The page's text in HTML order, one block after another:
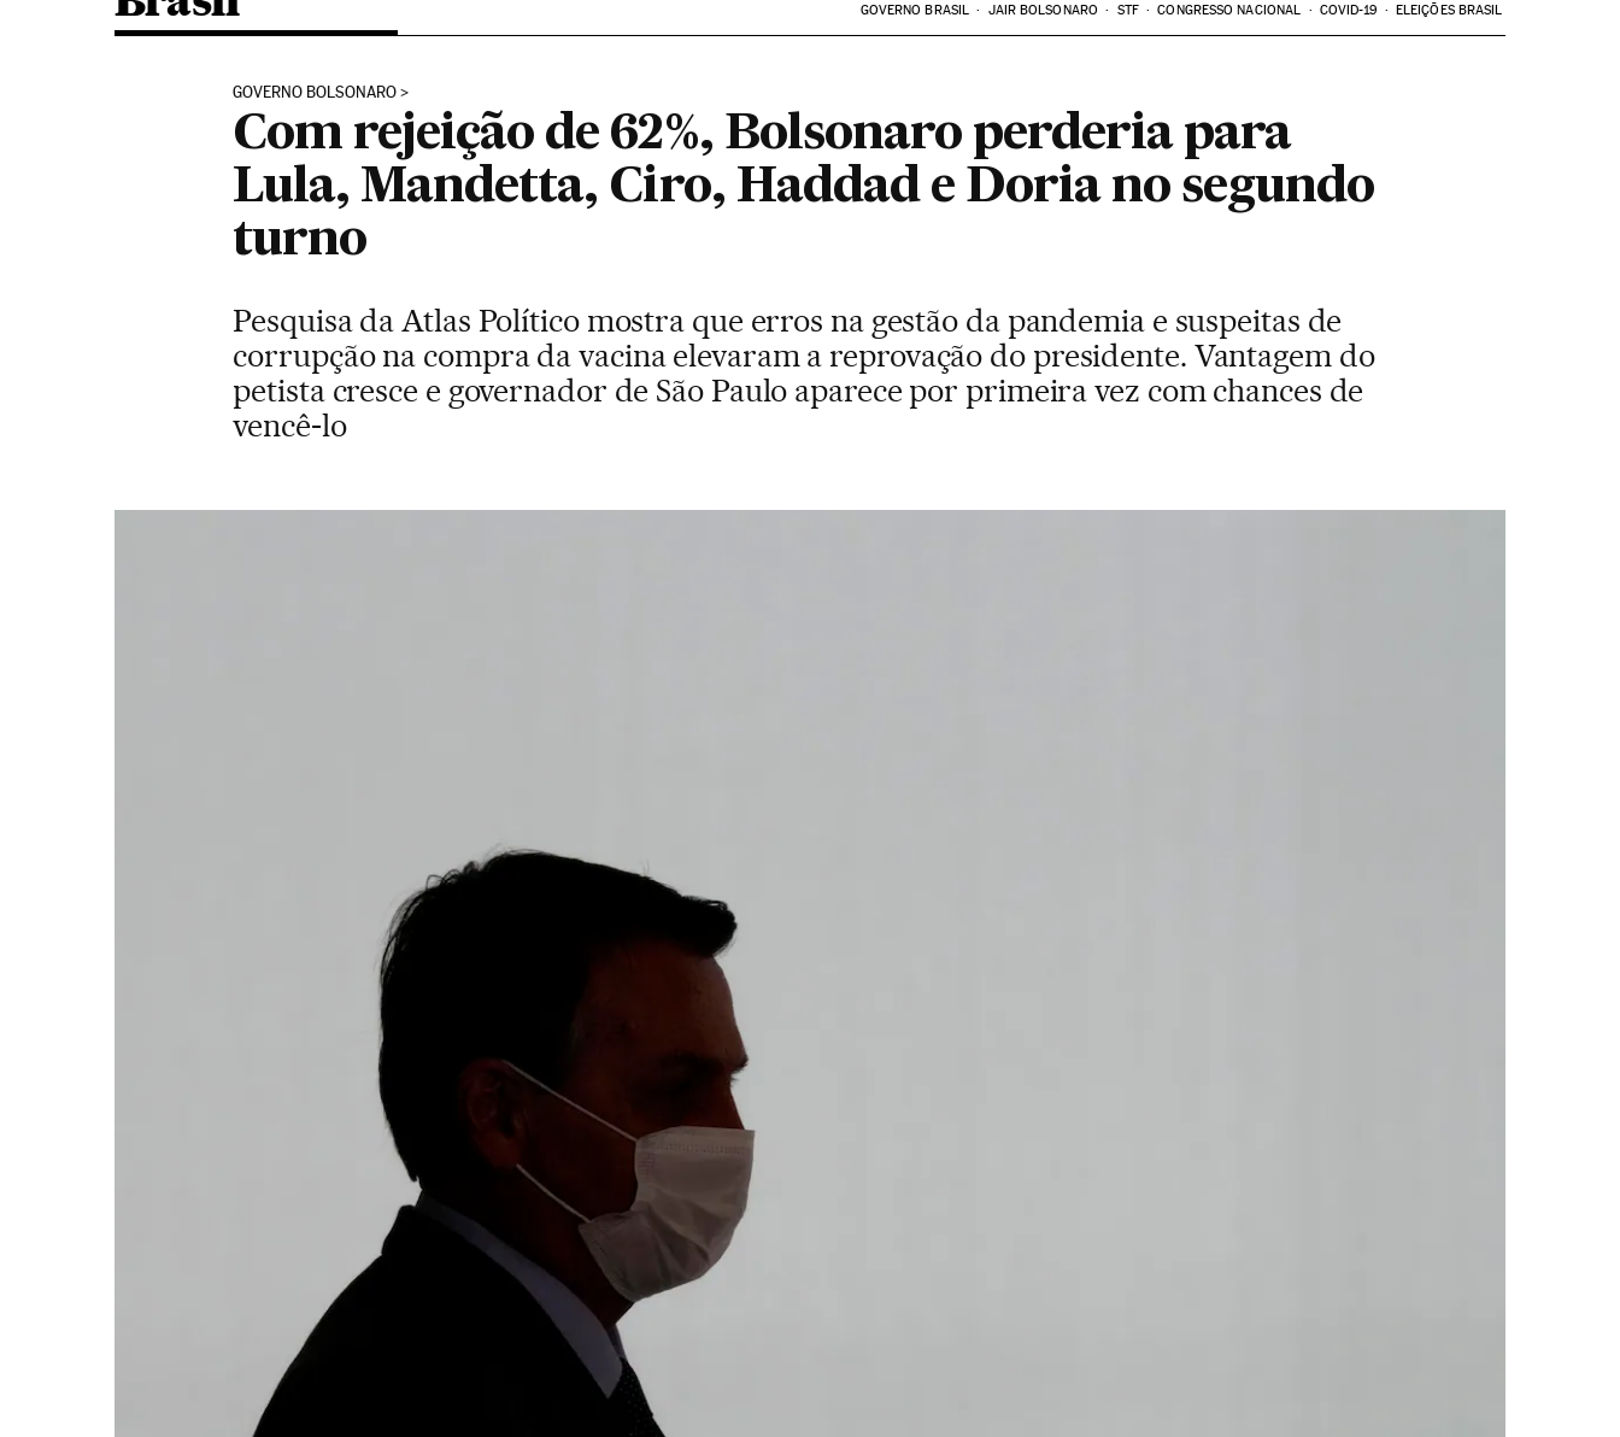
GOVERNO BRASIL JAIR BOLSONARO STF CONGRESSO NACIONAL COVID-19 ELEIÇÕES BRASIL
GOVERNO BOLSONARO
Com rejeição de 62%, Bolsonaro perderia para
Lula, Mandetta, Ciro, Haddad e Doria no segundo
turno
Pesquisa da Atlas Político mostra que erros na gestão da pandemia e suspeitas de
corrupção na compra da vacina elevaram a reprovação do presidente. Vantagem do
petista cresce e governador de São Paulo aparece por primeira vez com chances de
vencê-lo